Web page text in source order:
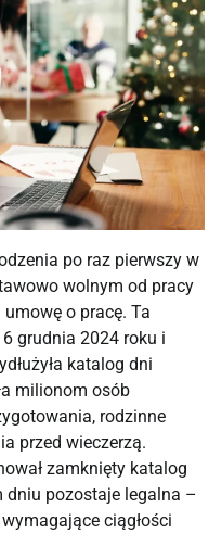
po raz pierwszy w
wolnym od pracy
o pracę. Ta
grudnia 2024 roku i
katalog dni
milionom osób
rodzinne
przed wieczerzą.
zamknięty katalog
dniu pozostaje legalna –
ciągłości